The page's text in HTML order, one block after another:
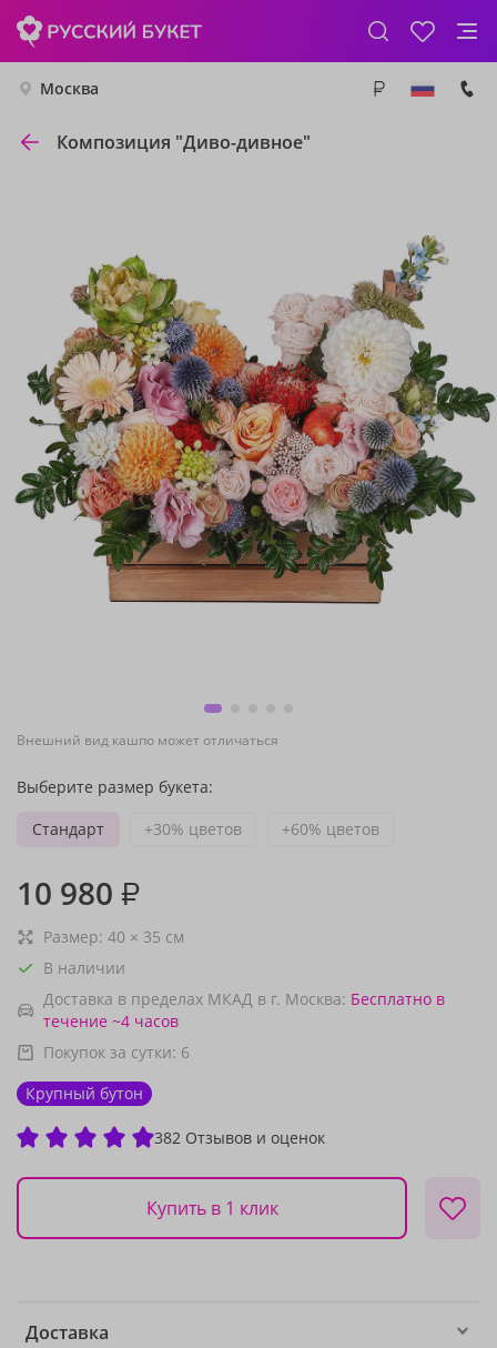
Москва
Композиция "Диво-дивное"
Внешний вид кашпо может отличаться
Выберите размер букета:
Стандарт
+30% цветов +60% цветов
10 980 ₽
Размер: 40 × 35 см
В наличии
Доставка в пределах МКАД в г. Москва: Бесплатно в
течение ~4 часов
Покупок за сутки: 6
Крупный бутон
382 Отзывов и оценок
Купить в 1 клик
Доставка